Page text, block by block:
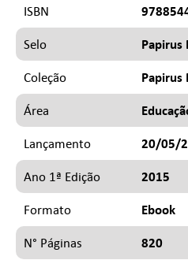
ISBN
Selo Papirus
Coleção Papirus
Área
Lançamento 20/05/
Ano 1ª Edição 2015
Formato Ebook
N° Páginas 820